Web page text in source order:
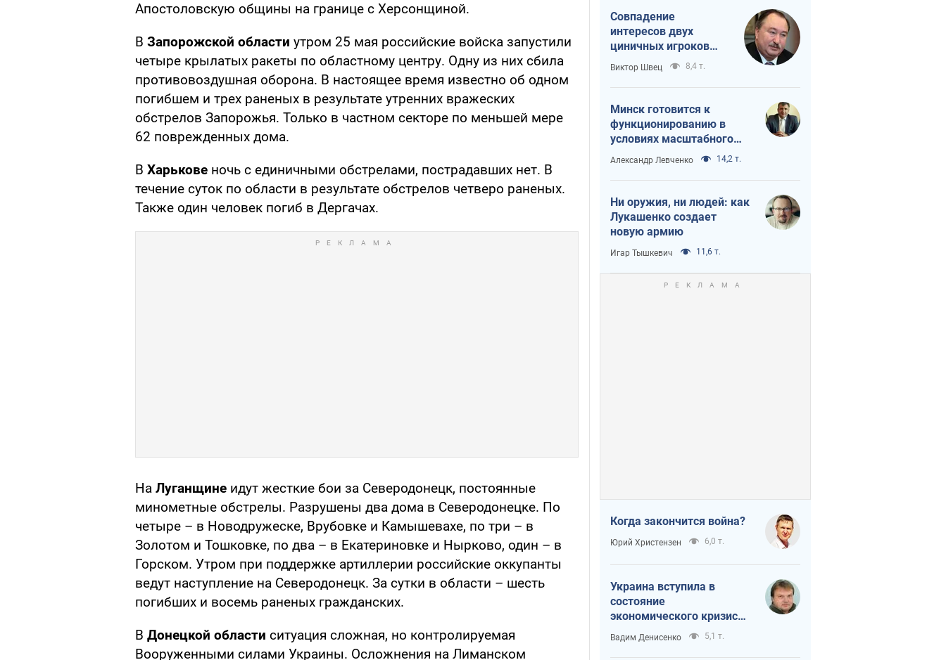
Апостоловскую общины на границе с Херсонщиной.
В Запорожской области утром 25 мая российские войска запустили
четыре крылатых ракеты по областному центру. Одну из них сбила
противовоздушная оборона. В настоящее время известно об одном
погибшем и трех раненых в результате утренних вражеских
обстрелов Запорожья. Только в частном секторе по меньшей мере
62 поврежденных дома.
В Харькове ночь с единичными обстрелами, пострадавших нет. В
течение суток по области в результате обстрелов четверо раненых.
Также один человек погиб в Дергачах.
На Луганщине идут жесткие бои за Северодонецк, постоянные
минометные обстрелы. Разрушены два дома в Северодонецке. По
четыре – в Новодружеске, Врубовке и Камышевахе, по три – в
Золотом и Тошковке, по два – в Екатериновке и Нырково, один – в
Горском. Утром при поддержке артиллерии российские оккупанты
ведут наступление на Северодонецк. За сутки в области – шесть
погибших и восемь раненых гражданских.
В Донецкой области ситуация сложная, но контролируемая
Вооруженными силами Украины. Осложнения на Лиманском
Совпадение
интересов двух
циничных игроков
или тайный план
Трампа и Путина?
Виктор Швец 8,4 т.
Минск готовится к
функционированию в
условиях масштабного
военного кризиса
Александр Левченко 14,2 т.
Ни оружия, ни людей: как
Лукашенко создает
новую армию
Игар Тышкевич 11,6 т.
Когда закончится война?
Юрий Христензен 6,0 т.
Украина вступила в
состояние
экономического кризиса.
Есть ли свет в конце
туннеля?
Вадим Денисенко 5,1 т.